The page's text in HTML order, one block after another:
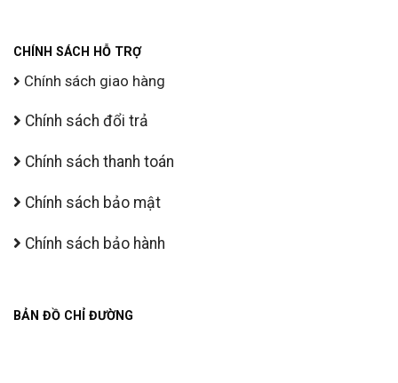
CHÍNH SÁCH HỖ TRỢ
Chính sách giao hàng
Chính sách đổi trả
Chính sách thanh toán
Chính sách bảo mật
Chính sách bảo hành
BẢN ĐỒ CHỈ ĐƯỜNG